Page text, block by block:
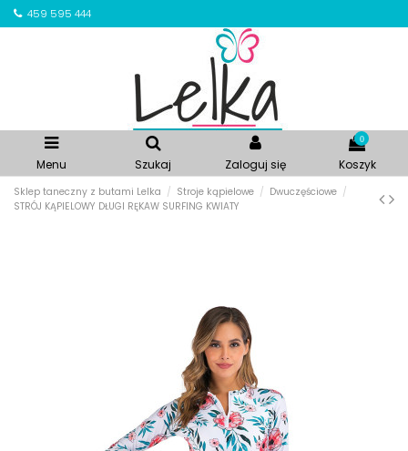
459 595 444
Menu Szukaj Zaloguj się
0
Koszyk
Sklep taneczny z butami Lelka Stroje kąpielowe
Dwuczęściowe
STRÓJ KĄPIELOWY DŁUGI RĘKAW SURFING KWIATY